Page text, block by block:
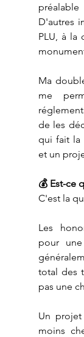
D'autres
PLU, à la
Ma
me
de les
qui fait la
et un
💰 Est-ce
C'est la
Les
pour
total des
pas une
Un
moins